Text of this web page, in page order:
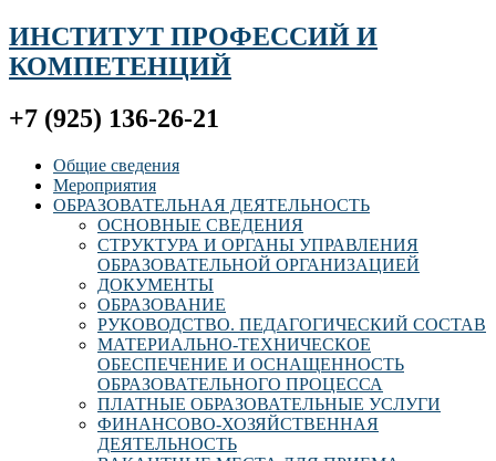
ИНСТИТУТ ПРОФЕССИЙ И
КОМПЕТЕНЦИЙ
+7 (925) 136-26-21
Общие сведения
Мероприятия
ОБРАЗОВАТЕЛЬНАЯ ДЕЯТЕЛЬНОСТЬ
ОСНОВНЫЕ СВЕДЕНИЯ
СТРУКТУРА И ОРГАНЫ УПРАВЛЕНИЯ
ОБРАЗОВАТЕЛЬНОЙ ОРГАНИЗАЦИЕЙ
ДОКУМЕНТЫ
ОБРАЗОВАНИЕ
РУКОВОДСТВО. ПЕДАГОГИЧЕСКИЙ СОСТАВ
МАТЕРИАЛЬНО-ТЕХНИЧЕСКОЕ
ОБЕСПЕЧЕНИЕ И ОСНАЩЕННОСТЬ
ОБРАЗОВАТЕЛЬНОГО ПРОЦЕССА
ПЛАТНЫЕ ОБРАЗОВАТЕЛЬНЫЕ УСЛУГИ
ФИНАНСОВО-ХОЗЯЙСТВЕННАЯ
ДЕЯТЕЛЬНОСТЬ